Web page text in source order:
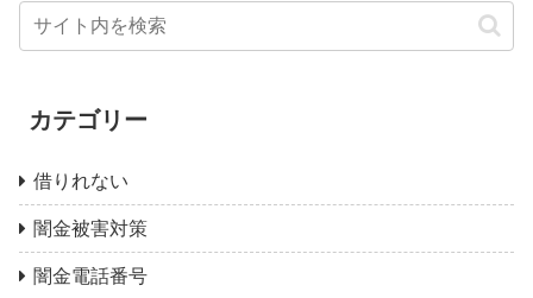
カテゴリー
借りれない
闇金被害対策
闇金電話番号